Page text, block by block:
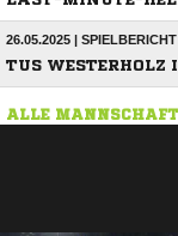
26.05.2025 | SPIELBERICHT
TUS WESTERHOLZ
ALLE